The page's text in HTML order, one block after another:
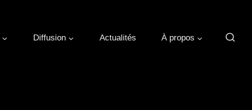
Diffusion Actualités À propos